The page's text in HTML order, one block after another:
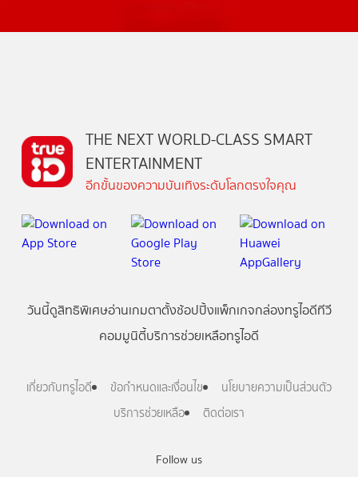
Follow us
THE NEXT WORLD-CLASS SMART
ENTERTAINMENT
อีกขั้นของความบันเทิงระดับโลกตรงใจคุณ
วันนี้ดูสิทธิพิเศษอ่านเกมตาตั้งช้อปปิ้งแพ็กเกจกล่องทรูไอดีทีวี
คอมมูนิตี้บริการช่วยเหลือทรูไอดี
เกี่ยวกับทรูไอดี ข้อกำหนดและเงื่อนไข
นโยบายความเป็นส่วนตัว
บริการช่วยเหลือ
ติดต่อเรา